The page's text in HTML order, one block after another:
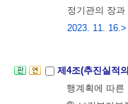
정기관의 장
2023. 11. 16.>
제4조(추진실적
행계획에 따른